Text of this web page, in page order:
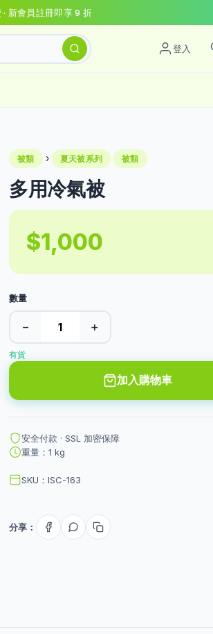
新會員註冊即享 9 折
登入
被類 › 夏天被系列 被類
多用冷氣被
$1,000
數量
− +
有貨
加入購物車
安全付款 · SSL 加密保障
重量：1 kg
SKU：ISC-163
分享：